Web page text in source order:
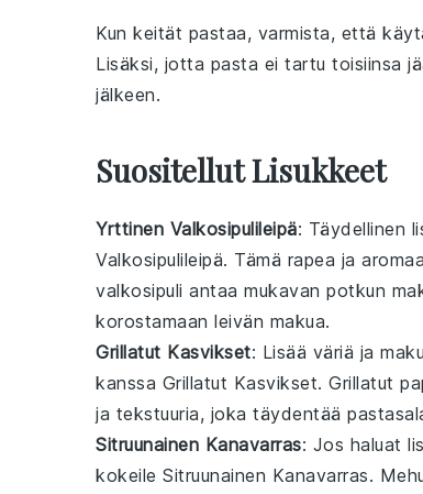
Kun keität pastaa, varmista, että
Lisäksi, jotta pasta ei tartu toisiinsa
jälkeen.
Suositellut Lisukkeet
Yrttinen Valkosipulileipä: Täydellinen
Valkosipulileipä. Tämä rapea ja
valkosipuli antaa mukavan potkun
korostamaan leivän makua.
Grillatut Kasvikset: Lisää väriä ja
kanssa Grillatut Kasvikset. Grillatut
ja tekstuuria, joka täydentää
Sitruunainen Kanavarras: Jos haluat
kokeile Sitruunainen Kanavarras.